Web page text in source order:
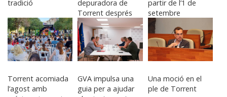
tradició
depuradora de
Torrent després
de la DANA
partir de l’1 de
setembre
Torrent acomiada
l’agost amb
GVA impulsa una
guia per a ajudar
Una moció en el
ple de Torrent